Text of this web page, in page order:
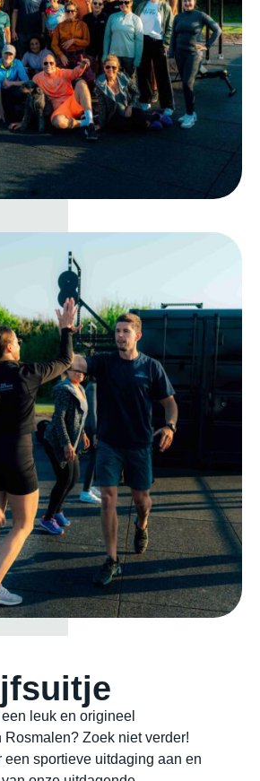
leuk en origineel
Rosmalen? Zoek niet verder!
een sportieve uitdaging aan en